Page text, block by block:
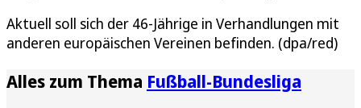
Aktuell soll sich der 46-Jährige in Verhandlungen mit
anderen europäischen Vereinen befinden. (dpa/red)
Alles zum Thema Fußball-Bundesliga